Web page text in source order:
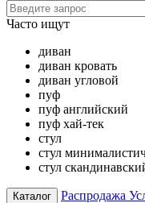
Часто ищут
диван
диван кровать
диван угловой
пуф
пуф английский
пуф хай-тек
стул
стул
стул
Каталог Распродажа